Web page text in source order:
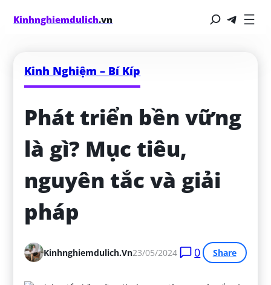
Kinhnghiemdulich.vn
Kinh Nghiệm – Bí Kíp
Phát triển bền vững
là gì? Mục tiêu,
nguyên tắc và giải
pháp
Kinhnghiemdulich.vn23/05/2024 0 Share